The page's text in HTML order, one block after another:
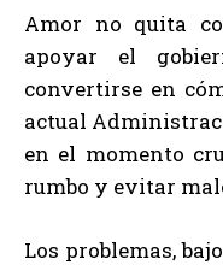
Amor no quita
apoyar el
convertirse en
actual
en el momento
rumbo y evitar
Los problemas,